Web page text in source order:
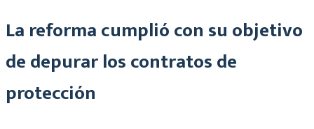
La reforma cumplió con su objetivo
de depurar los contratos de
protección